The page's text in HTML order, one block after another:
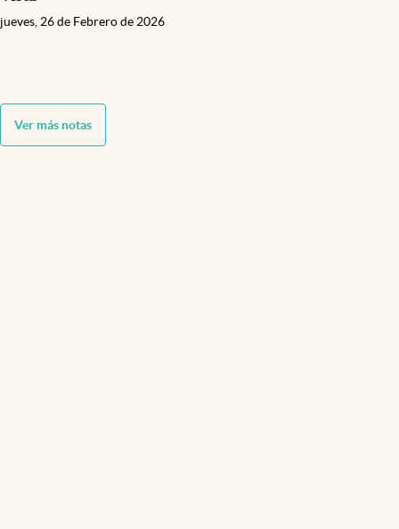
jueves, 26 de Febrero de 2026
Ver más notas